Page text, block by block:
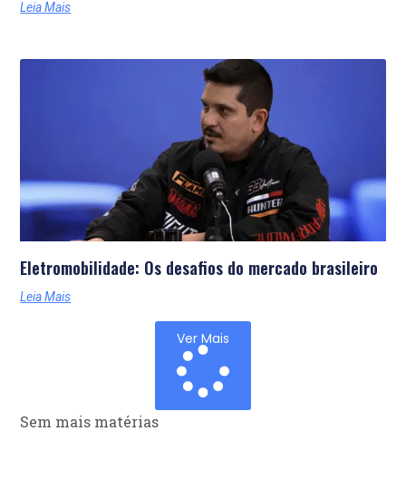
Leia Mais
Eletromobilidade: Os desafios do mercado brasileiro
Leia Mais
Ver Mais
Sem mais matérias